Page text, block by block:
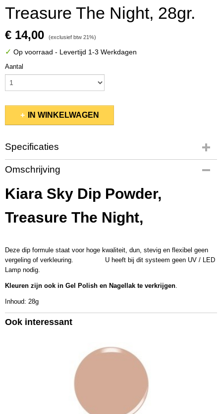
Treasure The Night, 28gr.
€ 14,00 (exclusief btw 21%)
✓ Op voorraad - Levertijd 1-3 Werkdagen
Aantal
IN WINKELWAGEN
Specificaties
Productcode
KSDP119
EAN code
637390561905
KSD543
Afmetingen (l,b,h)
5 x 5 x 4,50 cm
Omschrijving
Kiara Sky Dip Powder,
Treasure The Night,
Deze dip formule staat voor hoge kwaliteit, dun, stevig en flexibel geen
vergeling of verkleuring. U heeft bij dit systeem geen UV / LED
Lamp nodig.
Kleuren zijn ook in Gel Polish en Nagellak te verkrijgen.
Inhoud: 28g
Ook interessant